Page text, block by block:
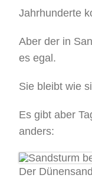
Jahrhunderte
Aber der in
es egal.
Sie bleibt wie
Es gibt aber
anders:
Der